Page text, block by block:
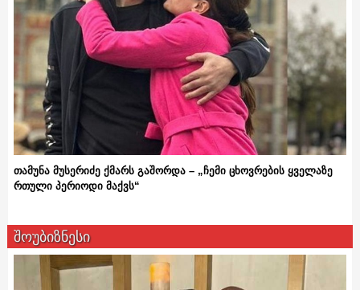
თამუნა მუსერიძე ქმარს გაშორდა – „ჩემი ცხოვრების ყველაზე
რთული პერიოდი მაქვს“
შოუბიზნესი